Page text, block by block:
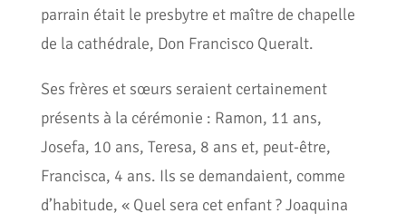
parrain était le presbytre et maître de chapelle
de la cathédrale, Don Francisco Queralt.
Ses frères et sœurs seraient certainement
présents à la cérémonie : Ramon, 11 ans,
Josefa, 10 ans, Teresa, 8 ans et, peut-être,
Francisca, 4 ans. Ils se demandaient, comme
d’habitude, « Quel sera cet enfant ? Joaquina